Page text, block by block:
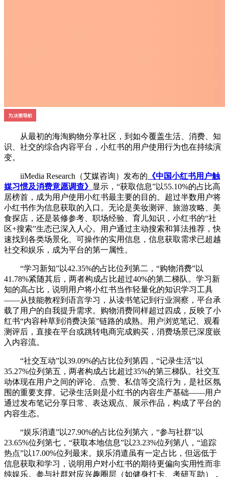
从最初的海淘购物分享社区，到如今覆盖生活、消费、知
识、社交的综合内容平台，小红书的用户使用行为也在持续演
变。
iiMedia Research（艾媒咨询）发布的 《中国小红书用户触
媒习惯及消费意愿调查》 显示，“获取信息”以55.10%的占比高
居榜首，成为用户使用小红书最主要的目的。超过半数用户将
小红书作为信息获取的入口。无论是美妆测评、旅游攻略、美
食探店，还是装修参考、职场经验、育儿知识，小红书的“社
区+搜索”生态已深入人心。用户通过主动搜索和算法推荐，快
速找到各类场景化、可操作的实用信息，信息获取需求已超越
社交和娱乐，成为平台的第一属性。
“学习新知”以42.35%的占比位列第二，“购物消费”以
41.78%紧随其后，两者构成占比超过40%的第二梯队。学习新
知的高占比，说明用户将小红书当作轻量化的知识学习工具
——从技能教程到语言学习，从读书笔记到行业洞察，平台承
载了用户的自我提升需求。购物消费同样超过四成，反映了小
红书“内容种草到消费决策”链路的成熟。用户浏览笔记、观看
测评后，直接在平台或跳转电商完成购买，消费场景已深度嵌
入内容流。
“社交互动”以39.09%的占比位列第四，“记录生活”以
35.27%位列第五，两者构成占比超过35%的第三梯队。社交互
动体现在用户之间的评论、点赞、私信等交流行为，是社区氛
围的重要支撑。记录生活则是小红书的内容生产基础——用户
通过发布笔记分享日常、表达观点、展示作品，构成了平台的
内容生态。
“娱乐消遣”以27.90%的占比位列第六，“参与社群”以
23.65%位列第七，“获取本地信息”以23.23%位列第八，“追踪
热点”以17.00%位列最末。娱乐消遣虽有一定占比，但远低于
信息获取和学习，说明用户对小红书的期待更偏向实用性而非
纯娱乐。参与社群对应兴趣圈层（如健身打卡、考研互助），